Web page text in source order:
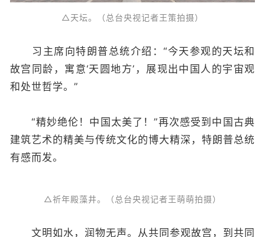
△天坛。（总台央视记者王策拍摄）
习主席向特朗普总统介绍：“今天参观的天坛和
故宫同龄，寓意‘天圆地方’，展现出中国人的宇宙观
和处世哲学。”
“精妙绝伦！中国太美了！”再次感受到中国古典
建筑艺术的精美与传统文化的博大精深，特朗普总统
有感而发。
△祈年殿藻井。（总台央视记者王萌萌拍摄）
文明如水，润物无声。从共同参观故宫，到共同